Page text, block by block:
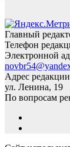
Главный
Телефон
Электронной
Адрес
ул. Ленина, 19
По вопросам